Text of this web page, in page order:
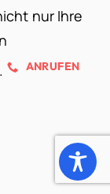
nur Ihre
ANRUFEN